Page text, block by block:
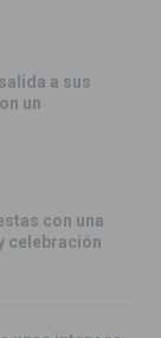
a sus
un
con una
celebración